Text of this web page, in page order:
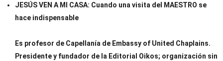
JESÚS VEN A MI CASA: Cuando una visita del MAESTRO se
hace indispensable
Es profesor de Capellanía de Embassy of United Chaplains.
Presidente y fundador de la Editorial Oikos; organización sin